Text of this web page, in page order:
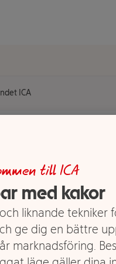
ICA
till ICA
med kakor
liknande tekniker
ge dig en bättre
marknadsföring.